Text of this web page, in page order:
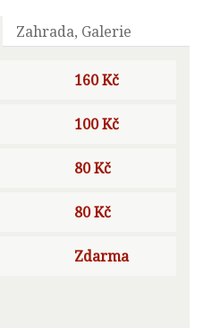
Zahrada, Galerie
160 Kč
100 Kč
80 Kč
80 Kč
Zdarma